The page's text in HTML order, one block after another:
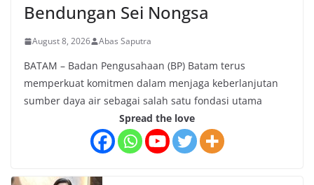
Bendungan Sei Nongsa
August 8, 2026 Abas Saputra
BATAM – Badan Pengusahaan (BP) Batam terus
memperkuat komitmen dalam menjaga keberlanjutan
sumber daya air sebagai salah satu fondasi utama
Spread the love